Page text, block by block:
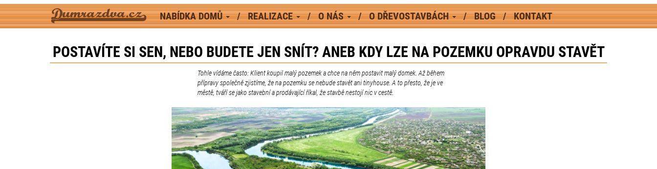
NABÍDKA DOMŮ REALIZACE O NÁS O DŘEVOSTAVBÁCH BLOG KONTAKT
POSTAVÍTE SI SEN, NEBO BUDETE JEN SNÍT? ANEB KDY LZE NA POZEMKU OPRAVDU STAVĚT
Tohle vídáme často: Klient koupil malý pozemek a chce na něm postavit malý domek. Až během
přípravy společně zjistíme, že na pozemku se nebude stavět ani tinyhouse. A to přesto, že je ve
městě, tváří se jako stavební a prodávající říkal, že stavbě nestojí nic v cestě.